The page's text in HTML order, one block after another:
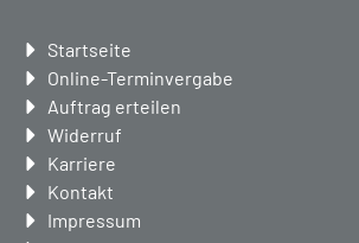
Navigation
überspringen
Startseite
Online-Terminvergabe
Auftrag erteilen
Widerruf
Karriere
Kontakt
Impressum